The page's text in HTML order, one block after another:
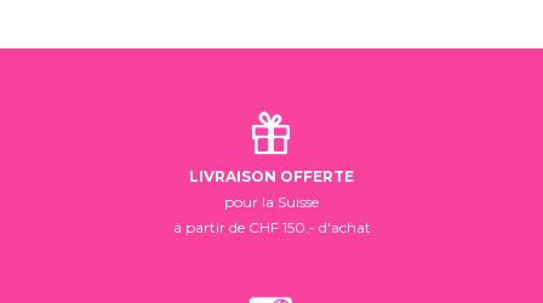
LIVRAISON OFFERTE
pour la Suisse
à partir de CHF 150.- d'achat